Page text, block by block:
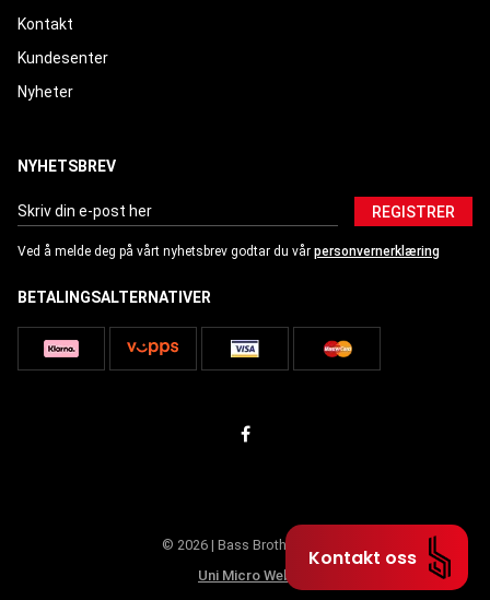
Kontakt oss
Kontakt
Kundesenter
Nyheter
NYHETSBREV
REGISTRER
Ved å melde deg på vårt nyhetsbrev godtar du vår personvernerklæring
BETALINGSALTERNATIVER
© 2026 | Bass Brothers AS
Uni Micro Web